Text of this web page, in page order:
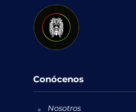
Conócenos
Nosotros